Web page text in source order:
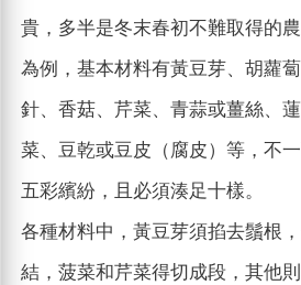
貴，多半是冬末春初不難取得的
為例，基本材料有黃豆芽、胡蘿
針、香菇、芹菜、青蒜或薑絲、
菜、豆乾或豆皮（腐皮）等，不
五彩繽紛，且必須湊足十樣。
各種材料中，黃豆芽須掐去鬚根
結，菠菜和芹菜得切成段，其他